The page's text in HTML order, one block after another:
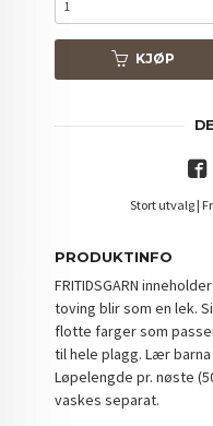
KJØP
Stort utvalg |
PRODUKTINFO
FRITIDSGARN
toving blir som en lek.
flotte farger som
til hele plagg. Lær
Løpelengde pr. nøste
vaskes separat.